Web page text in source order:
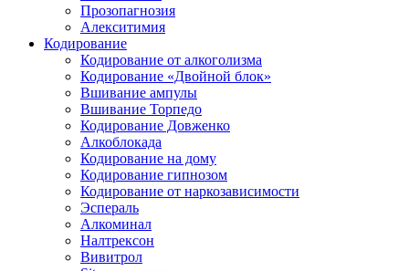
Прозопагнозия
Алекситимия
Кодирование
Кодирование от алкоголизма
Кодирование «Двойной блок»
Вшивание ампулы
Вшивание Торпедо
Кодирование Довженко
Алкоблокада
Кодирование на дому
Кодирование гипнозом
Кодирование от наркозависимости
Эспераль
Алкоминал
Налтрексон
Вивитрол